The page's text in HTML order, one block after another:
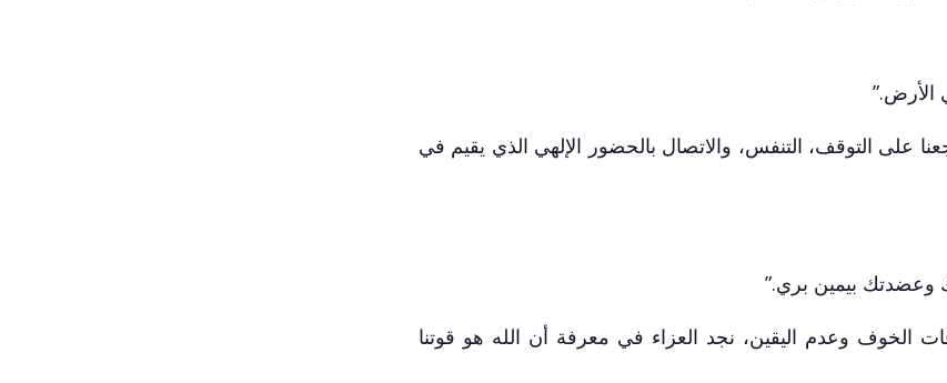
الأرض.”
على التوقف، التنفس، والاتصال بالحضور الإلهي الذي يقيم في
وعضدتك بيمين بري.”
الخوف وعدم اليقين، نجد العزاء في معرفة أن الله هو قوتنا